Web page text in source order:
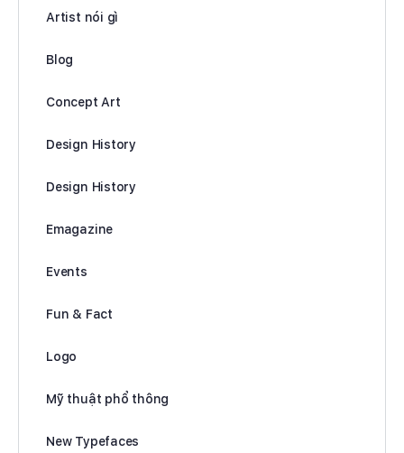
Artist nói gì
Blog
Concept Art
Design History
Design History
Emagazine
Events
Fun & Fact
Logo
Mỹ thuật phổ thông
New Typefaces